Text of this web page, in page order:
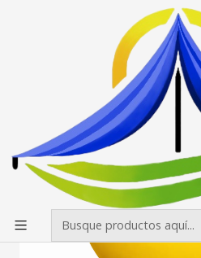
Envíos gratis desde $500.000
Pera Pera